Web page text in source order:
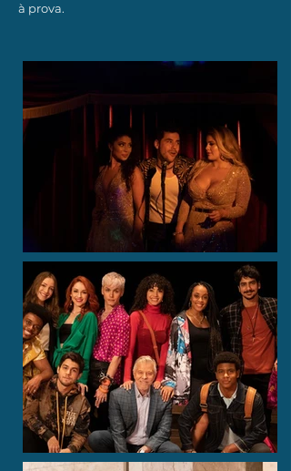
à prova.